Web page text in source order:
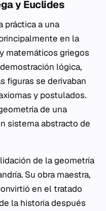
y Euclides
práctica a una
en la
matemáticos griegos
lógica,
figuras se derivaban
y postulados.
de una
sistema abstracto de
de la geometría
Su obra maestra,
en el tratado
la historia después